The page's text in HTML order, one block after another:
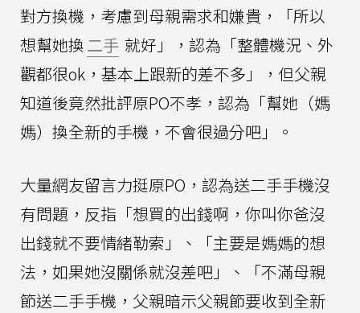
對方換機，考慮到母親需求和嫌貴，「所以
想幫她換二手 就好」，認為「整體機況、外
觀都很ok，基本上跟新的差不多」，但父親
知道後竟然批評原PO不孝，認為「幫她（媽
媽）換全新的手機，不會很過分吧」。
大量網友留言力挺原PO，認為送二手手機沒
有問題，反指「想買的出錢啊，你叫你爸沒
出錢就不要情緒勒索」、「主要是媽媽的想
法，如果她沒關係就沒差吧」、「不滿母親
節送二手手機，父親暗示父親節要收到全新